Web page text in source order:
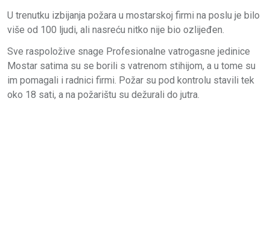
U trenutku izbijanja požara u mostarskoj firmi na poslu je bilo
više od 100 ljudi, ali nasreću nitko nije bio ozlijeđen.
Sve raspoložive snage Profesionalne vatrogasne jedinice
Mostar satima su se borili s vatrenom stihijom, a u tome su
im pomagali i radnici firmi. Požar su pod kontrolu stavili tek
oko 18 sati, a na požarištu su dežurali do jutra.